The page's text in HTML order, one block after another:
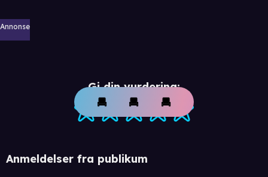
Annonse
Gi din vurdering:
Anmeldelser fra publikum